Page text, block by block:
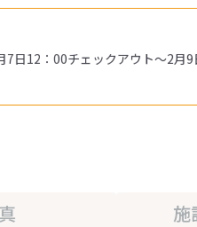
日12：00チェックアウト～2月
施